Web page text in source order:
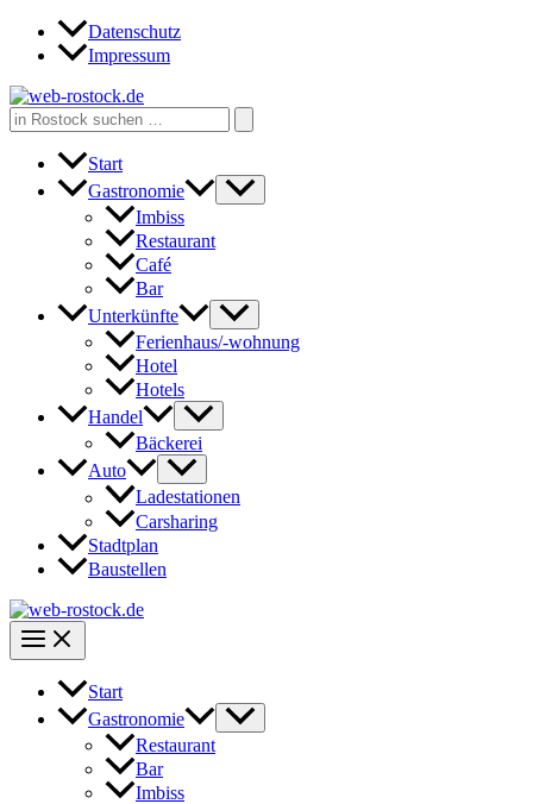
Zum
Inhalt
Datenschutz
Impressum
Search
for:
Start
Gastronomie
Imbiss
Restaurant
Café
Bar
Unterkünfte
Ferienhaus/-wohnung
Hotel
Hotels
Handel
Bäckerei
Auto
Ladestationen
Carsharing
Stadtplan
Baustellen
Start
Gastronomie
Restaurant
Bar
Imbiss